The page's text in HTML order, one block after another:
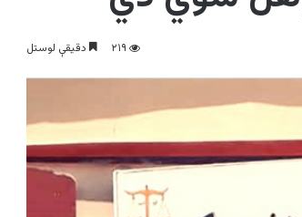
۲۱۹ دقیقې لوستل